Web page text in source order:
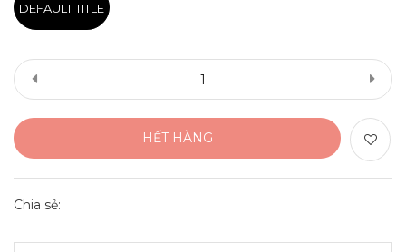
DEFAULT TITLE
HẾT HÀNG
Chia sẻ: